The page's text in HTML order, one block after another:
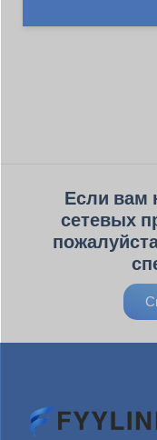
Если вам
сетевых